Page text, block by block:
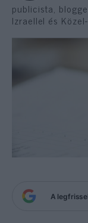
publicista,
Izraellel és
A